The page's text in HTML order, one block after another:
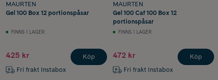
fördjupa dig kan du läsa våra guider om hur mycket kolhydrater du
behöver per timme och hur du planerar ditt energiintag.
MAURTEN
Gel 100 Box 12 portionspåsar
FINNS I LAGER
425 kr
Fri frakt Instabox
Köp
MAURTEN
Gel 100 Caf 100 Box 12
portionspåsar
FINNS I LAGER
472 kr
Fri frakt Instabox
Köp